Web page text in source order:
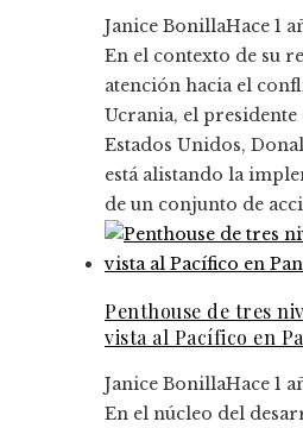
Janice BonillaHace 1
En el contexto de su
atención hacia el
Ucrania, el presidente
Estados Unidos,
está alistando la
de un conjunto de
Penthouse de tres
vista al Pacífico en
Janice BonillaHace 1
En el núcleo del